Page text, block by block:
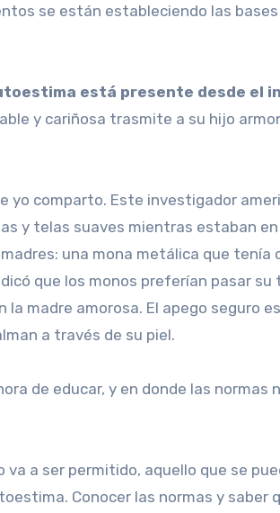
se están estableciendo las bases
está presente desde el
y cariñosa trasmite a su hijo
yo comparto. Este investigador
y telas suaves mientras estaban en
una mona metálica que tenía
que los monos preferían pasar su
madre amorosa. El apego seguro
a través de su piel.
de educar, y en donde las normas
va a ser permitido, aquello que se
Conocer las normas y saber